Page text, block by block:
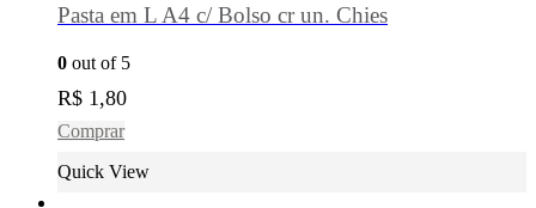
Pasta em L A4 c/ Bolso cr un. Chies
0 out of 5
R$ 1,80
Comprar
Quick View